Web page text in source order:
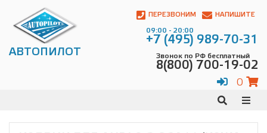
АВТОПИЛОТ
ПЕРЕЗВОНИМ НАПИШИТЕ
09:00 - 20:00
+7 (495) 989-70-31
Звонок по РФ бесплатный
8(800) 700-19-02
0
Контакты:
Адрес:
Чагинская
700-